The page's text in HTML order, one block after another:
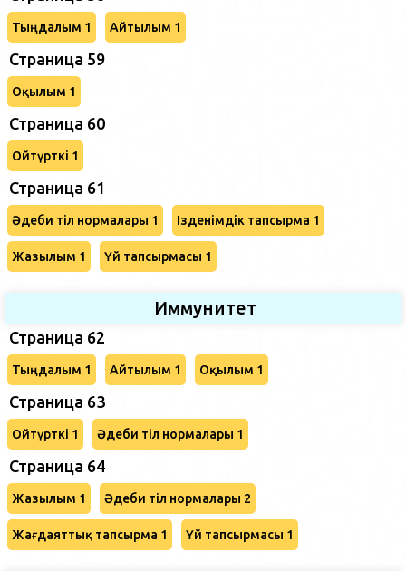
Тыңдалым 1 Айтылым 1
Страница 59
Оқылым 1
Страница 60
Ойтүрткі 1
Страница 61
Әдеби тіл нормалары 1 Ізденімдік тапсырма 1
Жазылым 1 Үй тапсырмасы 1
Иммунитет
Страница 62
Тыңдалым 1 Айтылым 1 Оқылым 1
Страница 63
Ойтүрткі 1 Әдеби тіл нормалары 1
Страница 64
Жазылым 1 Әдеби тіл нормалары 2
Жағдаяттық тапсырма 1 Үй тапсырмасы 1